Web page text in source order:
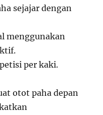
sejajar dengan
menggunakan
per kaki.
otot paha depan